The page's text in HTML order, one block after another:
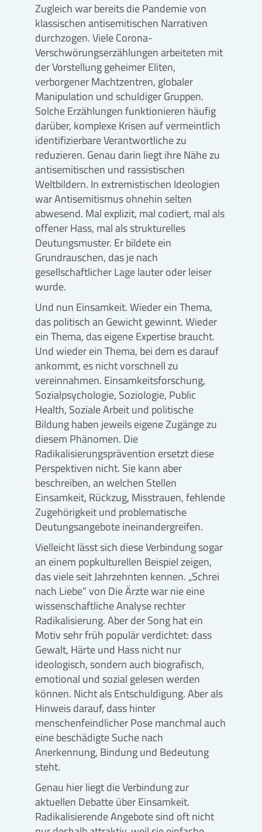
Zugleich war bereits die Pandemie von
klassischen antisemitischen Narrativen
durchzogen. Viele Corona-
Verschwörungserzählungen arbeiteten mit
der Vorstellung geheimer Eliten,
verborgener Machtzentren, globaler
Manipulation und schuldiger Gruppen.
Solche Erzählungen funktionieren häufig
darüber, komplexe Krisen auf vermeintlich
identifizierbare Verantwortliche zu
reduzieren. Genau darin liegt ihre Nähe zu
antisemitischen und rassistischen
Weltbildern. In extremistischen Ideologien
war Antisemitismus ohnehin selten
abwesend. Mal explizit, mal codiert, mal als
offener Hass, mal als strukturelles
Deutungsmuster. Er bildete ein
Grundrauschen, das je nach
gesellschaftlicher Lage lauter oder leiser
wurde.
Und nun Einsamkeit. Wieder ein Thema,
das politisch an Gewicht gewinnt. Wieder
ein Thema, das eigene Expertise braucht.
Und wieder ein Thema, bei dem es darauf
ankommt, es nicht vorschnell zu
vereinnahmen. Einsamkeitsforschung,
Sozialpsychologie, Soziologie, Public
Health, Soziale Arbeit und politische
Bildung haben jeweils eigene Zugänge zu
diesem Phänomen. Die
Radikalisierungsprävention ersetzt diese
Perspektiven nicht. Sie kann aber
beschreiben, an welchen Stellen
Einsamkeit, Rückzug, Misstrauen, fehlende
Zugehörigkeit und problematische
Deutungsangebote ineinandergreifen.
Vielleicht lässt sich diese Verbindung sogar
an einem popkulturellen Beispiel zeigen,
das viele seit Jahrzehnten kennen. „Schrei
nach Liebe“ von Die Ärzte war nie eine
wissenschaftliche Analyse rechter
Radikalisierung. Aber der Song hat ein
Motiv sehr früh populär verdichtet: dass
Gewalt, Härte und Hass nicht nur
ideologisch, sondern auch biografisch,
emotional und sozial gelesen werden
können. Nicht als Entschuldigung. Aber als
Hinweis darauf, dass hinter
menschenfeindlicher Pose manchmal auch
eine beschädigte Suche nach
Anerkennung, Bindung und Bedeutung
steht.
Genau hier liegt die Verbindung zur
aktuellen Debatte über Einsamkeit.
Radikalisierende Angebote sind oft nicht